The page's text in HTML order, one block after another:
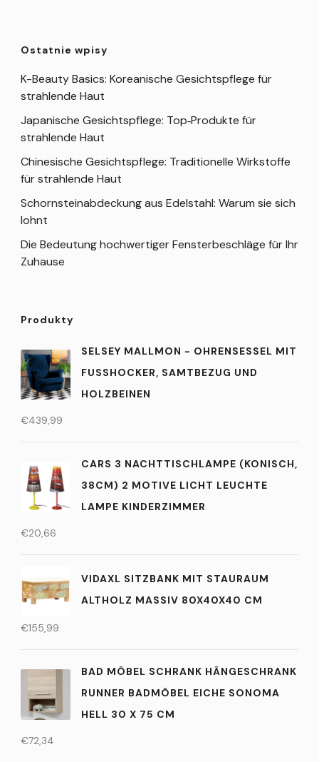
Ostatnie wpisy
K-Beauty Basics: Koreanische Gesichtspflege für
strahlende Haut
Japanische Gesichtspflege: Top‑Produkte für
strahlende Haut
Chinesische Gesichtspflege: Traditionelle Wirkstoffe
für strahlende Haut
Schornsteinabdeckung aus Edelstahl: Warum sie sich
lohnt
Die Bedeutung hochwertiger Fensterbeschläge für Ihr
Zuhause
Produkty
SELSEY MALLMON - OHRENSESSEL MIT
FUSSHOCKER, SAMTBEZUG UND H
OLZBEINEN
€439,99
CARS 3 NACHTTISCHLAMPE (KONISCH,
38CM) 2 MOTIVE LICHT LEUCHTE
LAMPE KINDERZIMMER
€20,66
VIDAXL SITZBANK MIT STAURAUM
ALTHOLZ MASSIV 80X40X40 CM
€155,99
BAD MÖBEL SCHRANK HÄNGESCHRANK
RUNNER BADMÖBEL EICHE SONOMA
HELL 30 X 75 CM
€72,34